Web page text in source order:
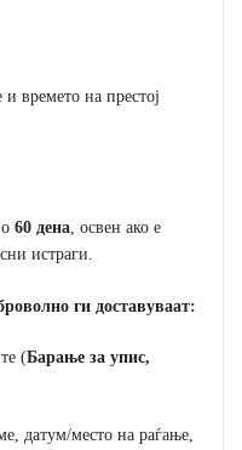
времето на престој
60 дена, освен ако е
истраги.
ги доставуваат:
(Барање за упис,
датум/место на раѓање,